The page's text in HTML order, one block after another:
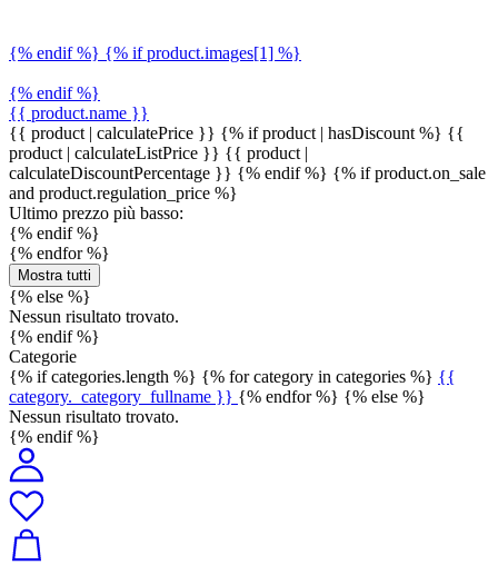
{% endif %} {% if product.images[1] %}
{% endif %}
{{ product.name }}
{{ product | calculatePrice }} {% if product | hasDiscount %} {{
product | calculateListPrice }} {{ product |
calculateDiscountPercentage }} {% endif %} {% if product.on_sale
and product.regulation_price %}
Ultimo prezzo più basso:
{% endif %}
{% endfor %}
Mostra tutti
{% else %}
Nessun risultato trovato.
{% endif %}
Categorie
{% if categories.length %} {% for category in categories %} {{
category._category_fullname }} {% endfor %} {% else %}
Nessun risultato trovato.
{% endif %}